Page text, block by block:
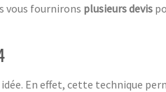
vous fournirons plusieurs devis
En effet, cette technique